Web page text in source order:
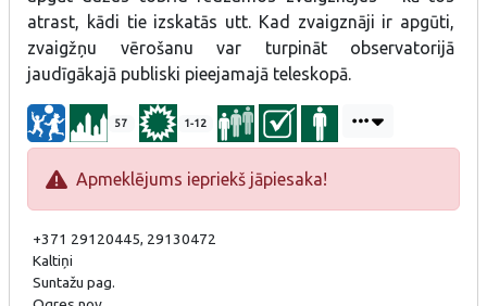
atrast, kādi tie izskatās utt. Kad zvaigznāji ir apgūti,
zvaigžņu vērošanu var turpināt observatorijā
jaudīgākajā publiski pieejamajā teleskopā.
57 1-12
Apmeklējums iepriekš jāpiesaka!
+371 29120445, 29130472
Kaltiņi
Suntažu pag.